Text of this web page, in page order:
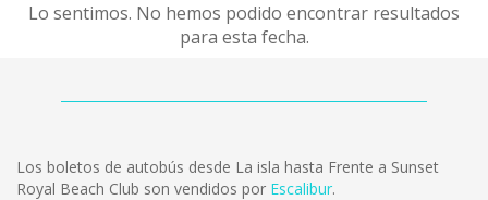
Lo sentimos. No hemos podido encontrar resultados
para esta fecha.
Los boletos de autobús desde La isla hasta Frente a Sunset
Royal Beach Club son vendidos por Escalibur.